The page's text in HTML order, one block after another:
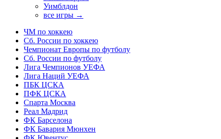
Уимблдон
все игры →
ЧМ по хоккею
Сб. России по хоккею
Чемпионат Европы по футболу
Сб. России по футболу
Лига Чемпионов УЕФА
Лига Наций УЕФА
ПБК ЦСКА
ПФК ЦСКА
Спарта Москва
Реал Мадрид
ФК Барселона
ФК Бавария Мюнхен